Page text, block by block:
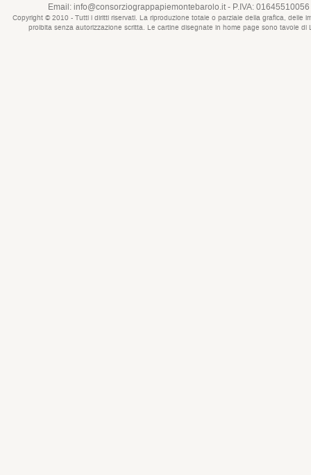
Email: info@consorziograppapiemontebarolo.it- P.IVA:
Copyright © 2010 - Tutti i diritti riservati. La riproduzione totale o parziale della grafica,
proibita senza autorizzazione scritta. Le cartine disegnate in home page sono tavole